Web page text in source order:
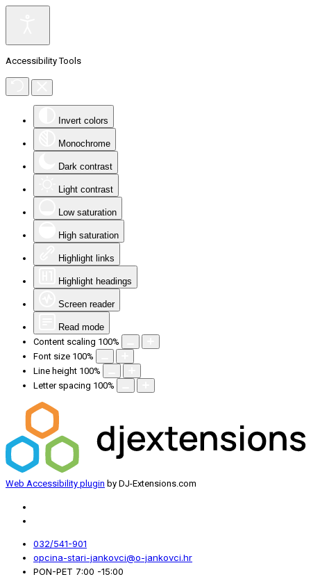
Accessibility Tools
Invert colors
Monochrome
Dark contrast
Light contrast
Low saturation
High saturation
Highlight links
Highlight headings
Screen reader
Read mode
Content scaling 100%
Font size 100%
Line height 100%
Letter spacing 100%
Web Accessibility plugin by DJ-Extensions.com
032/541-901
opcina-stari-jankovci@o-jankovci.hr
PON-PET 7:00 -15:00